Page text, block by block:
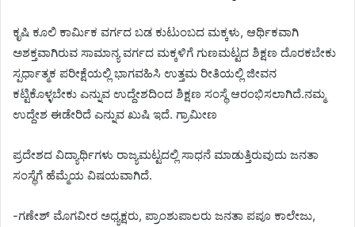
ಕೃಷಿ ಕೂಲಿ ಕಾರ್ಮಿಕ ವರ್ಗದ ಬಡ ಕುಟುಂಬದ ಮಕ್ಕಳು, ಆರ್ಥಿಕವಾಗಿ
ಅಶಕ್ತವಾಗಿರುವ ಸಾಮಾನ್ಯ ವರ್ಗದ ಮಕ್ಕಳಿಗೆ ಗುಣಮಟ್ಟದ ಶಿಕ್ಷಣ ದೊರಕಬೇಕು
ಸ್ಪರ್ಧಾತ್ಮಕ ಪರೀಕ್ಷೆಯಲ್ಲಿ ಭಾಗವಹಿಸಿ ಉತ್ತಮ ರೀತಿಯಲ್ಲಿ ಜೀವನ
ಕಟ್ಟಿಕೊಳ್ಳಬೇಕು ಎನ್ನುವ ಉದ್ದೇಶದಿಂದ ಶಿಕ್ಷಣ ಸಂಸ್ಥೆ ಆರಂಭಿಸಲಾಗಿದೆ.ನಮ್ಮ
ಉದ್ದೇಶ ಈಡೇರಿದೆ ಎನ್ನುವ ಖುಷಿ ಇದೆ. ಗ್ರಾಮೀಣ
ಪ್ರದೇಶದ ವಿದ್ಯಾರ್ಥಿಗಳು ರಾಜ್ಯಮಟ್ಟದಲ್ಲಿ ಸಾಧನೆ ಮಾಡುತ್ತಿರುವುದು ಜನತಾ
ಸಂಸ್ಥೆಗೆ ಹೆಮ್ಮೆಯ ವಿಷಯವಾಗಿದೆ.
-ಗಣೇಶ್ ಮೊಗವೀರ ಅಧ್ಯಕ್ಷರು, ಪ್ರಾಂಶುಪಾಲರು ಜನತಾ ಪಪೂ ಕಾಲೇಜು,